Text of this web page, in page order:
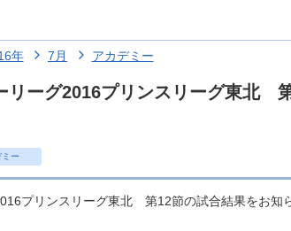
年 7月 アカデミー
リーグ2016プリンスリーグ東北
ミー
プリンスリーグ東北 第12節の試合結果をお知